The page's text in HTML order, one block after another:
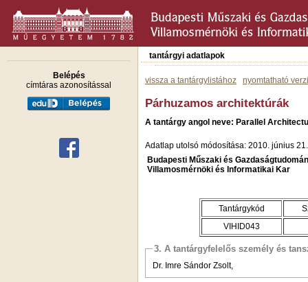
Belépés
címtáras azonosítással
tantárgyi adatlapok
vissza a tantárgylistához nyomtatható
Párhuzamos architektúrák
A tantárgy angol neve: Parallel
Adatlap utolsó módosítása: 2010. június 21.
Budapesti Műszaki és
Villamosmérnöki és Informatikai Kar
Tantárgykód
VIHID043
3. A tantárgyfelelős személy és
Dr. Imre Sándor Zsolt,